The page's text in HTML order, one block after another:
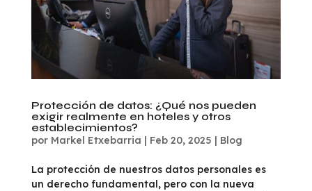
Protección de datos: ¿Qué nos pueden
exigir realmente en hoteles y otros
establecimientos?
por Markel Etxebarria | Feb 20, 2025 | Blog
La protección de nuestros datos personales es
un derecho fundamental, pero con la nueva